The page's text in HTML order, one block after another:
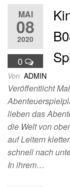
MAI
08
2020
0
Von ADMIN
Veröffentlicht
lieben das
die Welt von
auf Leitern
schnell nach
In ihrem…